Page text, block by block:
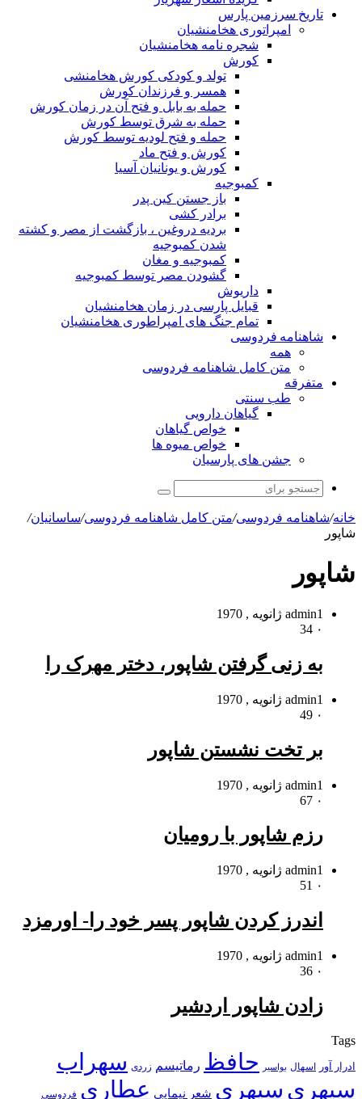
تاریخ سرزمین پارس
امپراتوری هخامنشیان
شجره نامه هخامنشیان
کورش
تولد و کودکی کورش هخامنشی
همسر و فرزندان کورش
حمله به بابل و فتح آن در زمان کورش
حمله به شرق توسط کورش
حمله و فتح لودیه توسط کورش
کورش و فتح ماد
کورش و یونانیان آسیا
کمبوجیه
باز جستن کین پدر
برادر کشی
بردیه دروغین ، بازگشت از مصر و کشته
شدن کمبوجیه
کمبوجیه و مغان
گشودن مصر توسط کمبوجیه
داریوش
قبایل پارسی در زمان هخامنشیان
تمام جنگ های امپراطوری هخامنشیان
شاهنامه فردوسی
همه
متن کامل شاهنامه فردوسی
متفرقه
طب سنتی
گیاهان دارویی
خواص گیاهان
خواص میوه ها
جشن های پارسیان
جستجو
برای
خانه/شاهنامه فردوسی/متن کامل شاهنامه فردوسی/ساسانیان/
شاپور
شاپور
admin1 ژانویه , 1970
۰
به زنى گرفتن شاپور، دختر مهرک را
admin1 ژانویه , 1970
۰
بر تخت نشستن شاپور
admin1 ژانویه , 1970
۰
رزم شاپور با رومیان
admin1 ژانویه , 1970
۰
اندرز کردن شاپور پسر خود را- اورمزد
admin1 ژانویه , 1970
۰
زادن شاپور اردشیر
Tags
ادرار آور اسهال بواسیر حافظ رماتیسم زردی سهراب
سپهری سپهری شعر نیمایی عطاری فردوسی